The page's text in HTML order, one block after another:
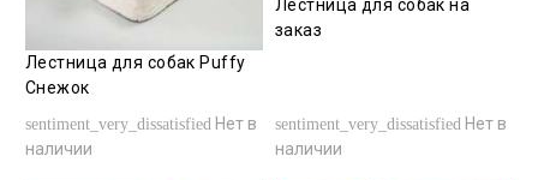
Лестница для собак Puffy
Снежок
sentiment_very_dissatisfied Нет в
наличии
Лестница для собак на
заказ
sentiment_very_dissatisfied Нет в
наличии